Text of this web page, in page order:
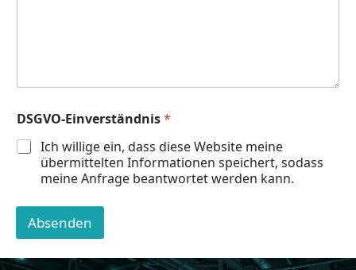
e
r
s
t
d
D
DSGVO-Einverständnis*
Ich willige ein, dass diese Website meine
übermittelten Informationen speichert, sodass
meine Anfrage beantwortet werden kann.
Absenden